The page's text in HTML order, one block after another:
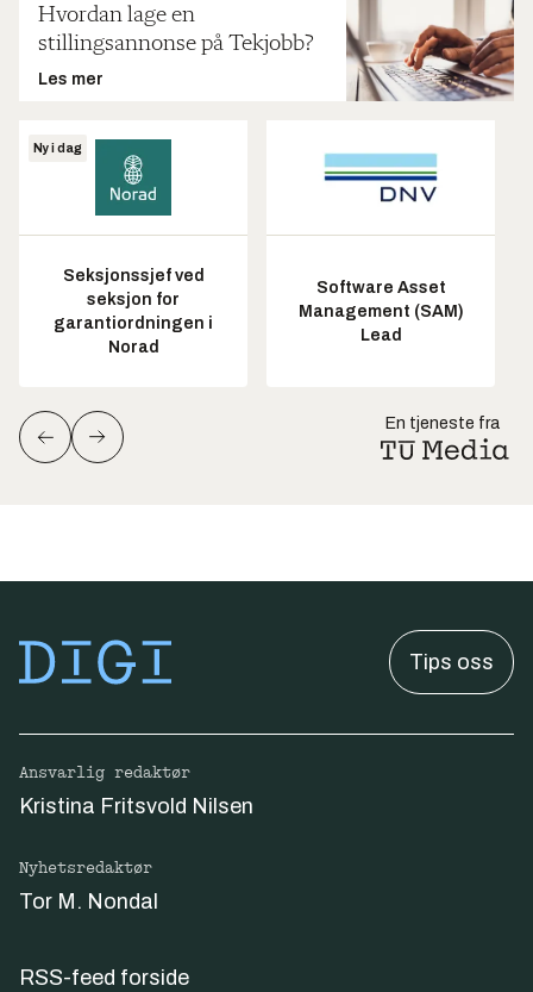
Hvordan lage en
stillingsannonse på Tekjobb?
Les mer
Ny i dag
Seksjonssjef ved
seksjon for
garantiordningen i
Norad
Software Asset
Management (SAM)
Lead
En tjeneste fra
Tips oss
Ansvarlig redaktør
Kristina Fritsvold Nilsen
Nyhetsredaktør
Tor M. Nondal
RSS-feed forside